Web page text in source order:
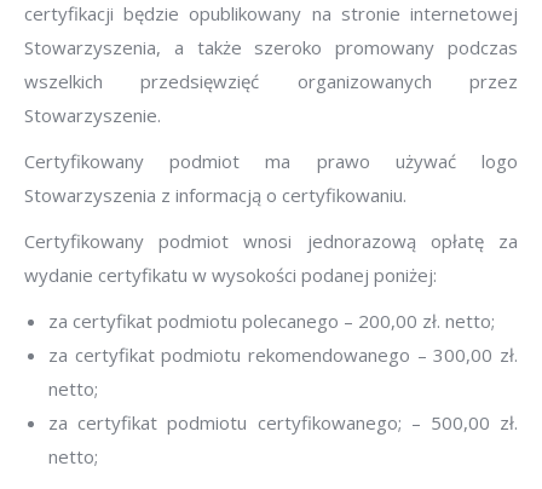
certyfikacji będzie opublikowany na stronie internetowej
Stowarzyszenia, a także szeroko promowany podczas
wszelkich przedsięwzięć organizowanych przez
Stowarzyszenie.
Certyfikowany podmiot ma prawo używać logo
Stowarzyszenia z informacją o certyfikowaniu.
Certyfikowany podmiot wnosi jednorazową opłatę za
wydanie certyfikatu w wysokości podanej poniżej:
za certyfikat podmiotu polecanego – 200,00 zł. netto;
za certyfikat podmiotu rekomendowanego – 300,00 zł.
netto;
za certyfikat podmiotu certyfikowanego; – 500,00 zł.
netto;